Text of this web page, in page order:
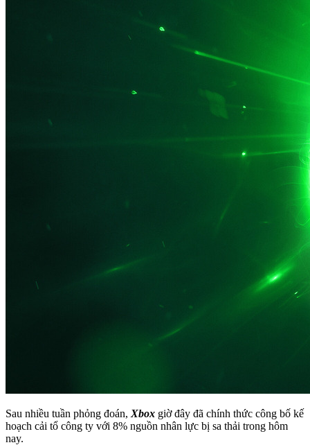
Sau nhiều tuần phỏng đoán, Xbox giờ đây đã chính thức công bố kế
hoạch cải tổ công ty với 8% nguồn nhân lực bị sa thải trong hôm
nay.